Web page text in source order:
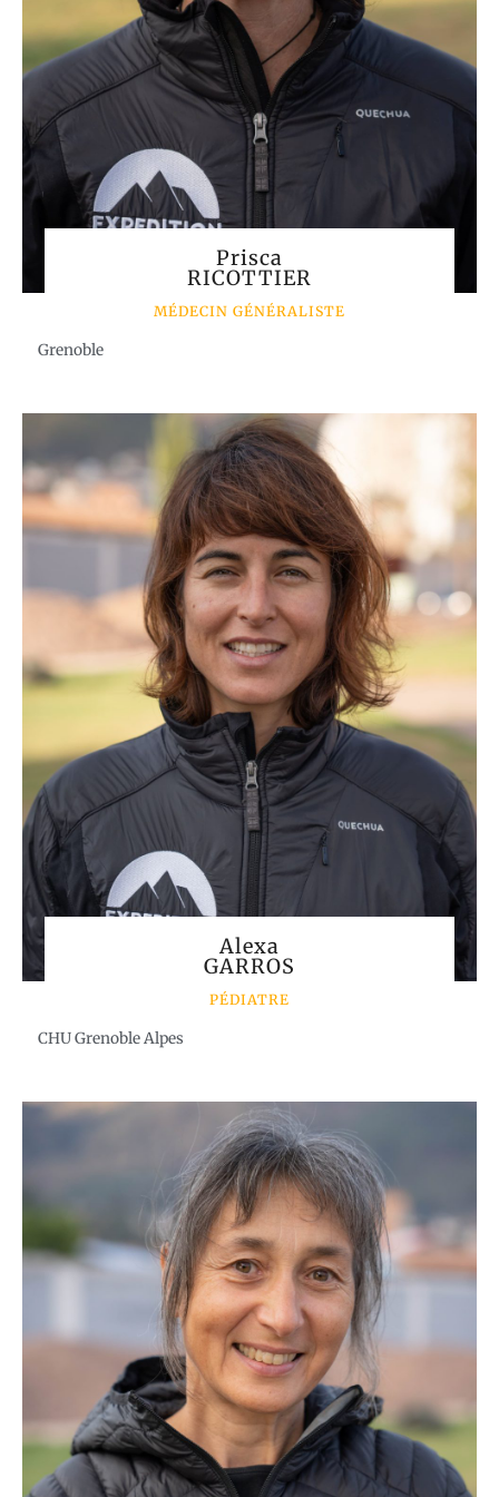
Prisca
RICOTTIER
MÉDECIN GÉNÉRALISTE
Grenoble
Alexa
GARROS
PÉDIATRE
CHU Grenoble Alpes